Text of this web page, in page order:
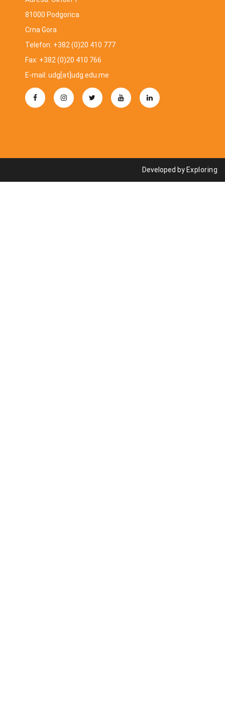
81000 Podgorica
Crna Gora
Telefon: +382 (0)20 410 777
Fax: +382 (0)20 410 766
E-mail: udg[at]udg.edu.me
Developed by Exploring